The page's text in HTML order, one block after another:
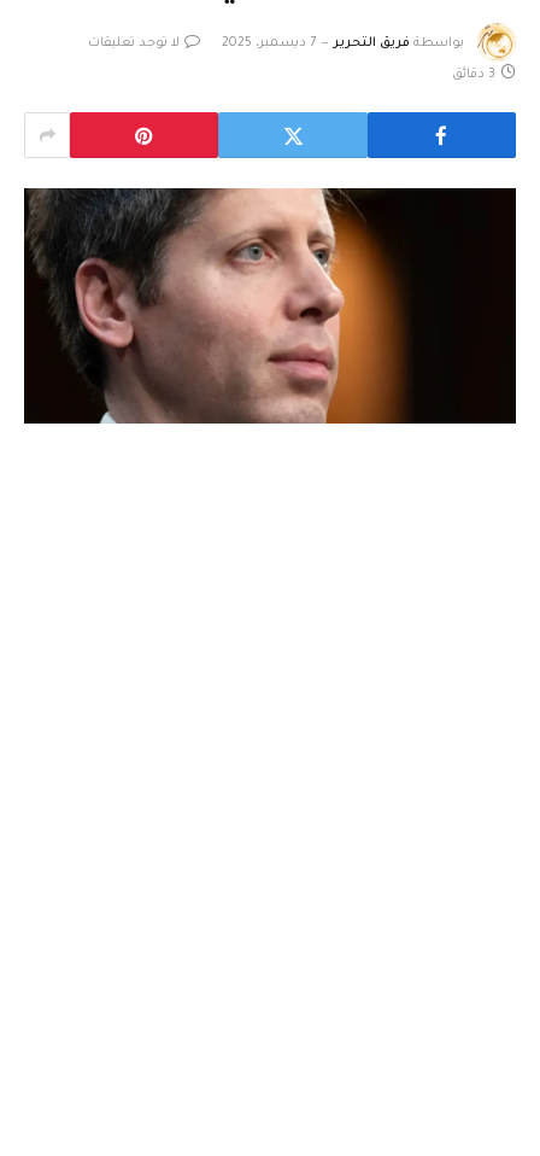
بواسطة فريق التحرير 7 ديسمبر، 2025 لا توجد تعليقات
3 دقائق